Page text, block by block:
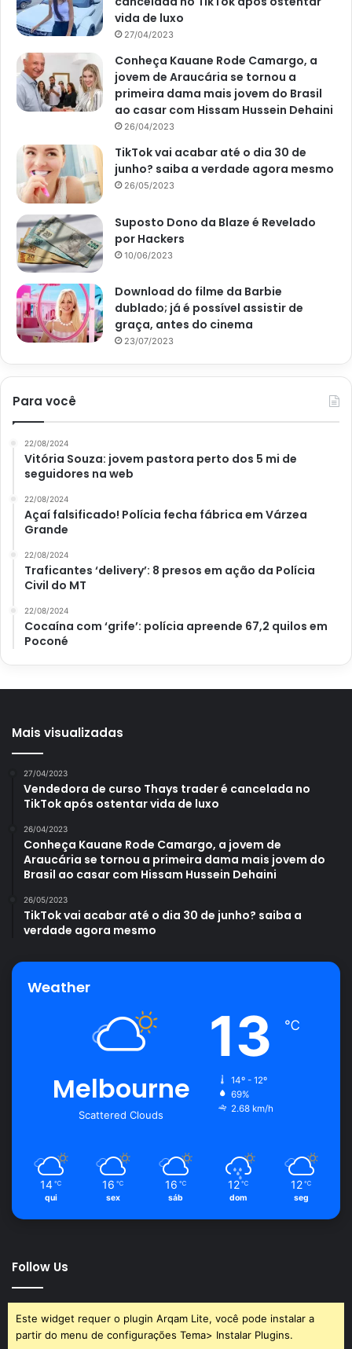
Por exemplo, se aplicar em uma caderneta de poupança,
vai ganhar R$ 186 mil de juros apenas no primeiro mês de
aplicação. Isso porque essa renda fixa é a mais
conservadora do mercado brasileiro.
Mas, também é possível investir em aplicações mais
rentáveis, como a LCA (Letra do Crédito Agrícola) e LCI
(Letra do Crédito Imobiliário). Elas também são seguras e
pode garantir ainda mais dinheiro. Por exemplo, se colocar
o prêmio da Mega-Sena nessas aplicações, poderá ter um
ganho de juros de, aproximadamente, R$ 279 mil, também
a partir do primeiro mês.
loteria
vida de luxo
27/04/2023
Conheça Kauane Rode Camargo, a
jovem de Araucária se tornou a
primeira dama mais jovem do Brasil
ao casar com Hissam Hussein Dehaini
26/04/2023
TikTok vai acabar até o dia 30 de
junho? saiba a verdade agora mesmo
26/05/2023
Suposto Dono da Blaze é Revelado
por Hackers
10/06/2023
Download do filme da Barbie
dublado; já é possível assistir de
graça, antes do cinema
23/07/2023
Para você
22/08/2024
Vitória Souza: jovem pastora perto dos 5 mi de
seguidores na web
22/08/2024
Açaí falsificado! Polícia fecha fábrica em Várzea
Grande
22/08/2024
Traficantes ‘delivery’: 8 presos em ação da Polícia
Civil do MT
22/08/2024
Cocaína com ‘grife’: polícia apreende 67,2 quilos em
Poconé
Mais visualizadas
27/04/2023
Vendedora de curso Thays trader é cancelada no
TikTok após ostentar vida de luxo
26/04/2023
Conheça Kauane Rode Camargo, a jovem de
Araucária se tornou a primeira dama mais jovem do
Brasil ao casar com Hissam Hussein Dehaini
26/05/2023
TikTok vai acabar até o dia 30 de junho? saiba a
verdade agora mesmo
Weather
Melbourne
Scattered Clouds
13 ℃
14º - 12º
69%
2.68 km/h
14 ℃
qui
16 ℃
sex
16 ℃
sáb
12 ℃
dom
12 ℃
seg
Follow Us
Este widget requer o plugin Arqam Lite, você pode instalar a
partir do menu de configurações Tema> Instalar Plugins.